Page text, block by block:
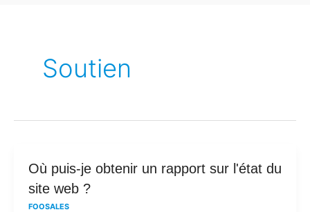
Soutien
Où puis-je obtenir un rapport sur l'état du
site web ?
FOOSALES
Où
puis-